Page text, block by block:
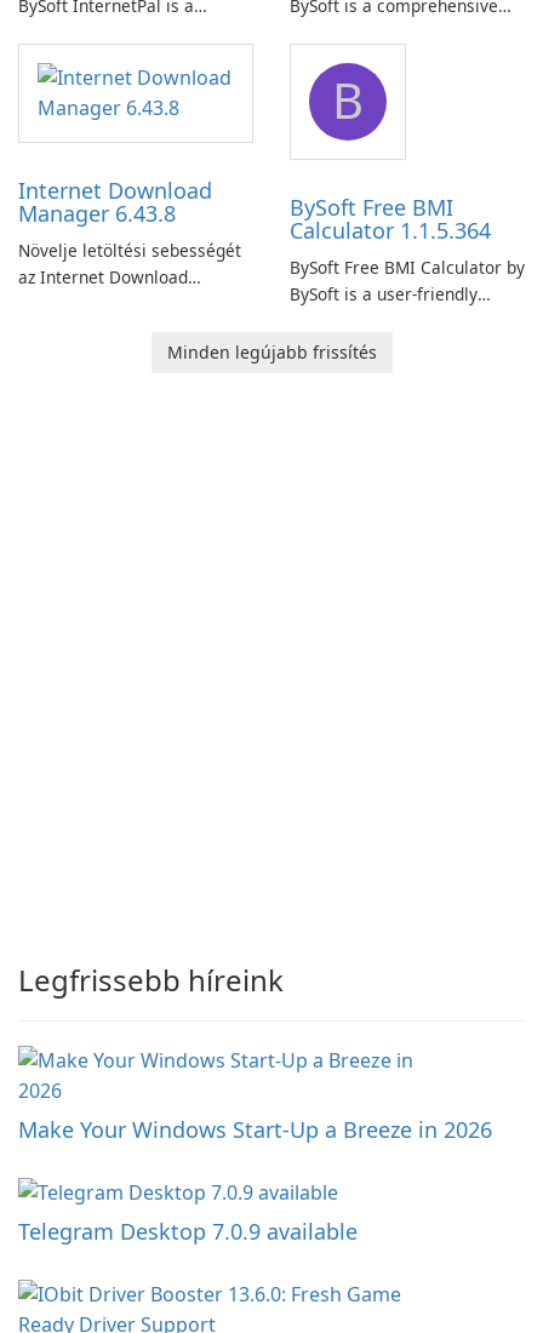
BySoft InternetPal is a
application designed to
monitor your internet
connection and provide real-
time insights into its
BySoft is a comprehensive
designed to help businesses
effectively manage their
network infrastructure.
Internet Download
Manager 6.43.8
Növelje letöltési sebességét
az Internet Download
B
BySoft Free BMI
Calculator 1.1.5.364
BySoft Free BMI Calculator by
BySoft is a user-friendly
designed to help you
Minden legújabb frissítés
Legfrissebb híreink
Make Your Windows Start-Up a Breeze in 2026
Telegram Desktop 7.0.9 available